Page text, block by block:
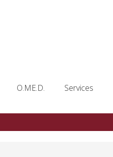
O.ME.D. Services